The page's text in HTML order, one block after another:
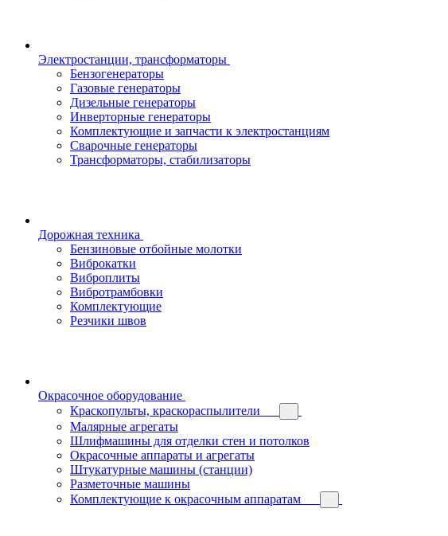
Электростанции, трансформаторы
Бензогенераторы
Газовые генераторы
Дизельные генераторы
Инверторные генераторы
Комплектующие и запчасти к электростанциям
Сварочные генераторы
Трансформаторы, стабилизаторы
Дорожная техника
Бензиновые отбойные молотки
Виброкатки
Виброплиты
Вибротрамбовки
Комплектующие
Резчики швов
Окрасочное оборудование
Краскопульты, краскораспылители
Малярные агрегаты
Шлифмашины для отделки стен и потолков
Окрасочные аппараты и агрегаты
Штукатурные машины (станции)
Разметочные машины
Комплектующие к окрасочным аппаратам